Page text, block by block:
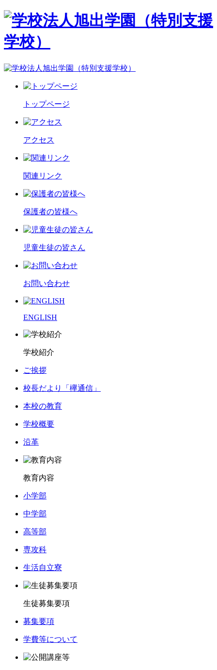
トップページ
アクセス
関連リンク
保護者の皆様へ
児童生徒の皆さん
お問い合わせ
ENGLISH
学校紹介
ご挨拶
校長だより「欅通信」
本校の教育
学校概要
沿革
教育内容
小学部
中学部
高等部
専攻科
生活自立寮
生徒募集要項
募集要項
学費等について